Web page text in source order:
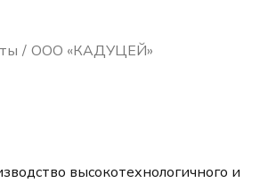
ООО «КАДУЦЕЙ»
высокотехнологичного и